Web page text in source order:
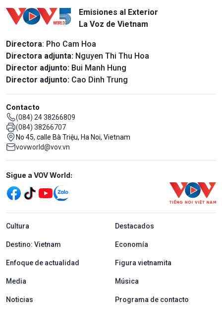
Emisiones al Exterior
La Voz de Vietnam
Directora: Pho Cam Hoa
Directora adjunta: Nguyen Thi Thu Hoa
Director adjunto: Bui Manh Hung
Director adjunto: Cao Dinh Trung
Contacto
(084) 24 38266809
(084) 38266707
No 45, calle Bà Triệu, Ha Noi, Vietnam
vovworld@vov.vn
Mạng xã hội
Sigue a VOV World:
menu footer tiếng Tây ban nha
Cultura Destacados
Destino: Vietnam Economía
Enfoque de actualidad Figura vietnamita
Media Música
Noticias Programa de contacto